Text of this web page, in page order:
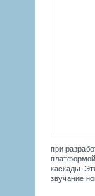
при
каскады.
звучание